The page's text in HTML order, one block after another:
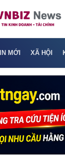
MỚI XÃ HỘI